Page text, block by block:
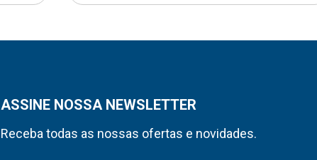
ASSINE NOSSA NEWSLETTER
Receba todas as nossas ofertas e novidades.